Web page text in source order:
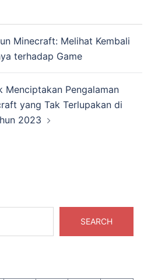
Minecraft: Melihat Kembali
terhadap Game
Menciptakan Pengalaman
yang Tak Terlupakan di
2023
SEARCH